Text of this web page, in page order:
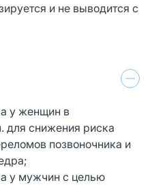
и не выводится с
у женщин в
для снижения риска
позвоночника и
у мужчин с целью